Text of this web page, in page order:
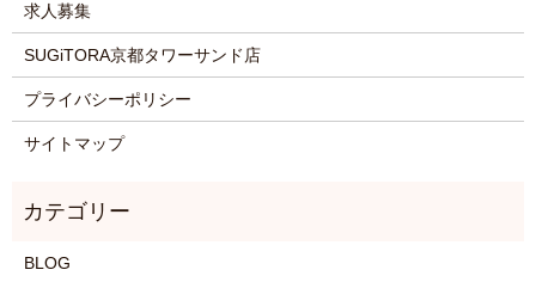
求人募集
SUGiTORA京都タワーサンド店
プライバシーポリシー
サイトマップ
BLOG